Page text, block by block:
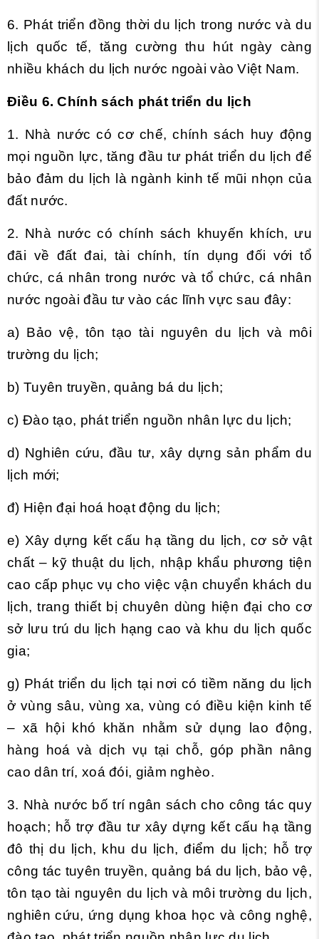
6. Phát triển đồng thời du lịch trong nước và du
lịch quốc tế, tăng cường thu hút ngày càng
nhiều khách du lịch nước ngoài vào Việt Nam.
Điều 6. Chính sách phát triển du lịch
1. Nhà nước có cơ chế, chính sách huy động
mọi nguồn lực, tăng đầu tư phát triển du lịch để
bảo đảm du lịch là ngành kinh tế mũi nhọn của
đất nước.
2. Nhà nước có chính sách khuyến khích, ưu
đãi về đất đai, tài chính, tín dụng đối với tổ
chức, cá nhân trong nước và tổ chức, cá nhân
nước ngoài đầu tư vào các lĩnh vực sau đây:
a) Bảo vệ, tôn tạo tài nguyên du lịch và môi
trường du lịch;
b) Tuyên truyền, quảng bá du lịch;
c) Đào tạo, phát triển nguồn nhân lực du lịch;
d) Nghiên cứu, đầu tư, xây dựng sản phẩm du
lịch mới;
đ) Hiện đại hoá hoạt động du lịch;
e) Xây dựng kết cấu hạ tầng du lịch, cơ sở vật
chất – kỹ thuật du lịch, nhập khẩu phương tiện
cao cấp phục vụ cho việc vận chuyển khách du
lịch, trang thiết bị chuyên dùng hiện đại cho cơ
sở lưu trú du lịch hạng cao và khu du lịch quốc
gia;
g) Phát triển du lịch tại nơi có tiềm năng du lịch
ở vùng sâu, vùng xa, vùng có điều kiện kinh tế
– xã hội khó khăn nhằm sử dụng lao động,
hàng hoá và dịch vụ tại chỗ, góp phần nâng
cao dân trí, xoá đói, giảm nghèo.
3. Nhà nước bố trí ngân sách cho công tác quy
hoạch; hỗ trợ đầu tư xây dựng kết cấu hạ tầng
đô thị du lịch, khu du lịch, điểm du lịch; hỗ trợ
công tác tuyên truyền, quảng bá du lịch, bảo vệ,
tôn tạo tài nguyên du lịch và môi trường du lịch,
nghiên cứu, ứng dụng khoa học và công nghệ,